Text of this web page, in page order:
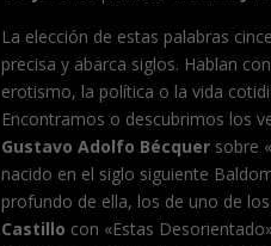
La elección de estas palabras
precisa y abarca siglos. Hablan
erotismo, la política o la vida
Encontramos o descubrimos los
Gustavo Adolfo Bécquer sobre
nacido en el siglo siguiente
profundo de ella, los de uno de
Castillo con «Estas